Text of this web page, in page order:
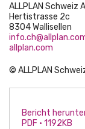
ALLPLAN Schweiz
Hertistrasse 2c
8304 Wallisellen
allplan.com
© ALLPLAN
Bericht
PDF • 1192KB